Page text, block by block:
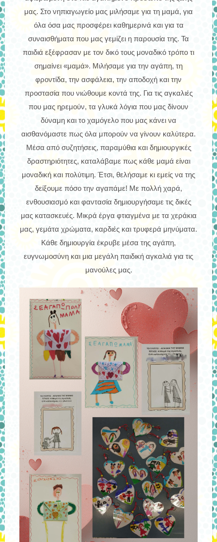
μας. Στο νηπιαγωγείο μας μιλήσαμε για τη μαμά, για
όλα όσα μας προσφέρει καθημερινά και για τα
συναισθήματα που μας γεμίζει η παρουσία της. Τα
παιδιά εξέφρασαν με τον δικό τους μοναδικό τρόπο τι
σημαίνει «μαμά». Μιλήσαμε για την αγάπη, τη
φροντίδα, την ασφάλεια, την αποδοχή και την
προστασία που νιώθουμε κοντά της. Για τις αγκαλιές
που μας ηρεμούν, τα γλυκά λόγια που μας δίνουν
δύναμη και το χαμόγελο που μας κάνει να
αισθανόμαστε πως όλα μπορούν να γίνουν καλύτερα.
Μέσα από συζητήσεις, παραμύθια και δημιουργικές
δραστηριότητες, καταλάβαμε πως κάθε μαμά είναι
μοναδική και πολύτιμη. Έτσι, θελήσαμε κι εμείς να της
δείξουμε πόσο την αγαπάμε! Με πολλή χαρά,
ενθουσιασμό και φαντασία δημιουργήσαμε τις δικές
μας κατασκευές. Μικρά έργα φτιαγμένα με τα χεράκια
μας, γεμάτα χρώματα, καρδιές και τρυφερά μηνύματα.
Κάθε δημιουργία έκρυβε μέσα της αγάπη,
ευγνωμοσύνη και μια μεγάλη παιδική αγκαλιά για τις
μανούλες μας.